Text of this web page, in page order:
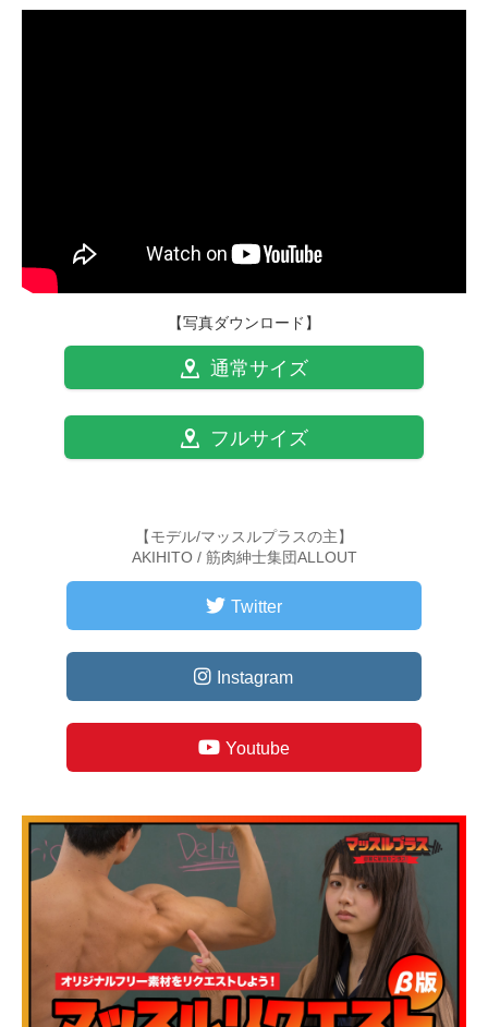
【写真ダウンロード】
通常サイズ
フルサイズ
【モデル/マッスルプラスの主】
AKIHITO / 筋肉紳士集団ALLOUT
Twitter
Instagram
Youtube